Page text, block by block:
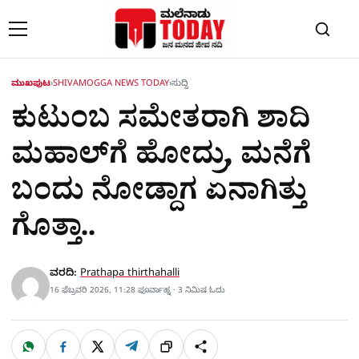
ಮುಖಪುಟ›SHIVAMOGGA NEWS TODAY›ಸುದ್ದಿ
ಕುಟುಂಬ ಸಮೇತರಾಗಿ ಶಾದಿ
ಮಹಾಲ್​ಗೆ ಹೋದ್ರು, ಮನೆಗೆ​​
ಬಂದು ನೋಡ್ದಾಗ ಏನಾಗಿತ್ತು
ಗೊತ್ತಾ..
ವರದಿ: Prathapa thirthahalli
16 ಫೆಬ್ರವರಿ 2026, 11:28 ಫೂರ್ವಾಹ್ನ · 3 ನಿಮಿಷ ಓದು
ಹಂಚಿಕೊಳ್ಳಿ
W F X T